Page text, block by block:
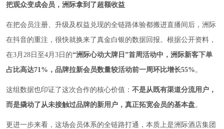
把观众变成会员，洲际拿到了超额收益
在把会员注册、升级及权益兑现的全链路体验都搬进直播间后，洲际
在抖音的重注，很快就换来了真金白银的数据回报。根据公开资料，
在3月28日至4月3日的“洲际心动大牌日”首周活动中，洲际新客下单
占比高达71%，品牌拉新会员数量较活动前一周环比增长55% 。
这组数据也印证了这次合作的核心价值： 不是从既有渠道分流用户，
而是撬动了从未接触过品牌的新用户，真正拓宽会员的基本盘。
更进一步来看，这场会员体系的全链路打通，本质上是洲际酒店集团